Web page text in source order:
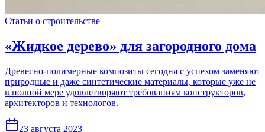
Статьи о строительстве
«Жидкое дерево» для загородного дома
Древесно-полимерные композиты сегодня с успехом заменяют
природные и даже синтетические материалы, которые уже не
в полной мере удовлетворяют требованиям конструкторов,
архитекторов и технологов.
23 августа 2023